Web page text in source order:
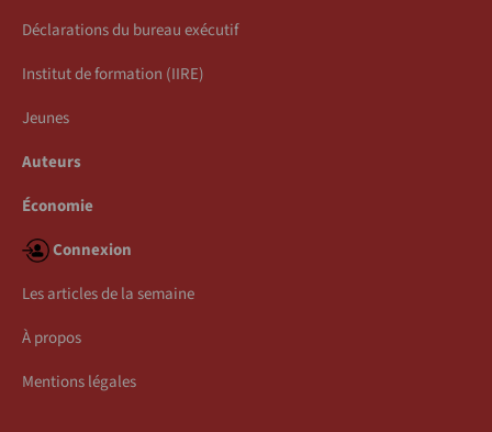
Déclarations du bureau exécutif
Institut de formation (IIRE)
Jeunes
Auteurs
Économie
Connexion
Les articles de la semaine
À propos
Mentions légales